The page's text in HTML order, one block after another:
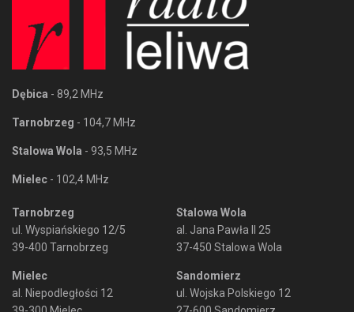
Dębica - 89,2 MHz
Tarnobrzeg - 104,7 MHz
Stalowa Wola - 93,5 MHz
Mielec - 102,4 MHz
Tarnobrzeg
ul. Wyspiańskiego 12/5
39-400 Tarnobrzeg
Mielec
al. Niepodległości 12
Stalowa Wola
al. Jana Pawła II 25
37-450 Stalowa Wola
Sandomierz
ul. Wojska Polskiego 12